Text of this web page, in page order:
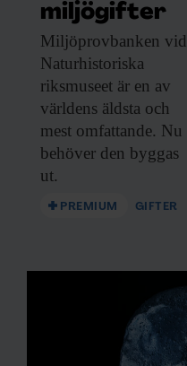
miljögifter
Miljöprovbanken vid
Naturhistoriska
riksmuseet är en av
världens äldsta och
mest omfattande. Nu
behöver den byggas
ut.
PREMIUM GIFTER